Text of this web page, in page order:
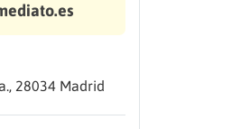
28034 Madrid